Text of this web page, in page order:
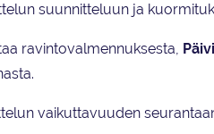
suunnitteluun ja
ravintovalmennuksesta,
vaikuttavuuden